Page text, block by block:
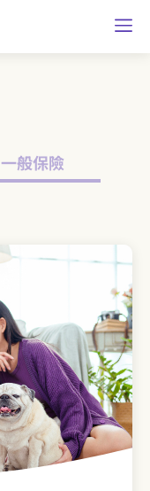
一般保險